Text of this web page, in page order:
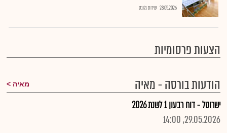
28.05.2026 שירות גלובס
הצעות פרסומיות
הודעות בורסה - מאיה
מאיה
ישרוטל - דוח רבעון 1 לשנת 2026
29.05.2026, 14:00